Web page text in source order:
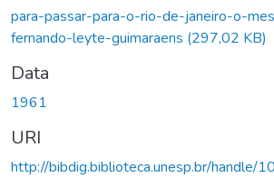
para-passar-para-o-rio-de-janeiro-o-
fernando-leyte-guimaraens (297,02 KB)
Data
1961
URI
http://bibdig.biblioteca.unesp.br/handle/